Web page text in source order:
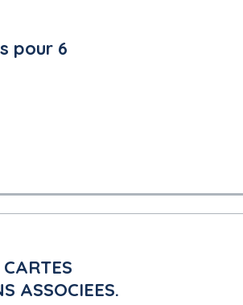
pour 6
ASSOCIEES.